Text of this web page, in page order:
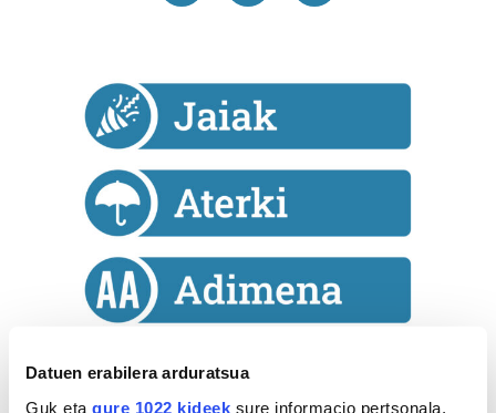
Datuen erabilera arduratsua
Guk eta gure 1022 kideek sure informacio pertsonala,
Astekaria